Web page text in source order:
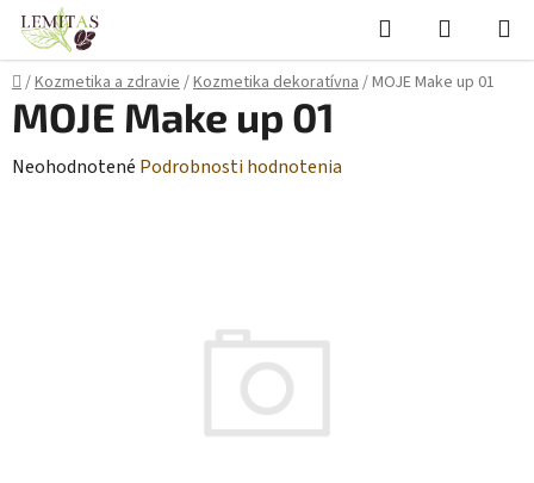
Prejsť
obsah
Hľadať
KOŠÍK
Domov
/Kozmetika a zdravie/Kozmetika dekoratívna/MOJE Make up 01
MOJE Make up 01
Priemerné
Neohodnotené Podrobnosti hodnotenia